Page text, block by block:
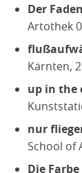
Der
Artothek
Kärnten,
up in the
nur
School of
Die